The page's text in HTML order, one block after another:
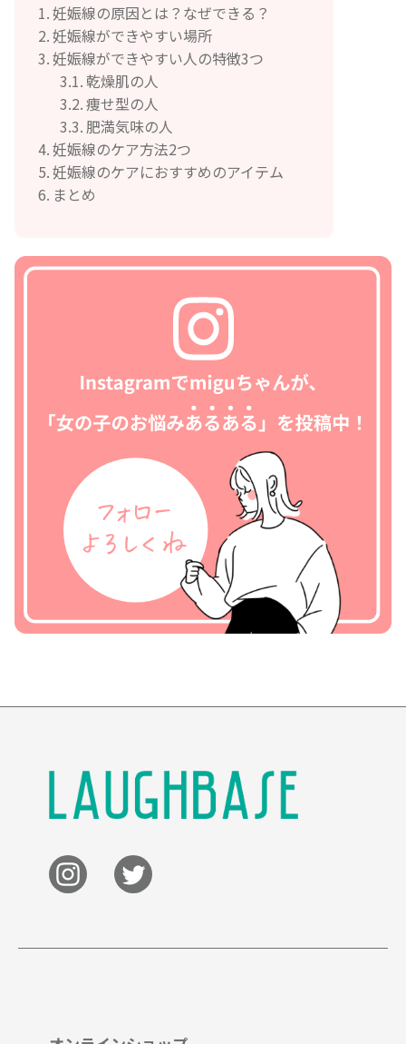
妊娠線の原因とは？なぜできる？
妊娠線ができやすい場所
妊娠線ができやすい人の特徴3つ
乾燥肌の人
痩せ型の人
肥満気味の人
妊娠線のケア方法2つ
妊娠線のケアにおすすめのアイテム
まとめ